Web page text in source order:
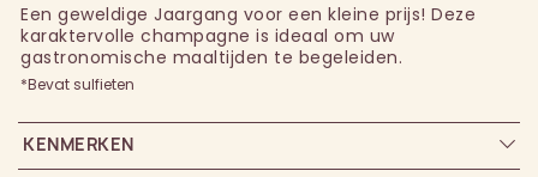
Een geweldige Jaargang voor een kleine prijs! Deze
karaktervolle champagne is ideaal om uw
gastronomische maaltijden te begeleiden.
*Bevat sulfieten
KENMERKEN